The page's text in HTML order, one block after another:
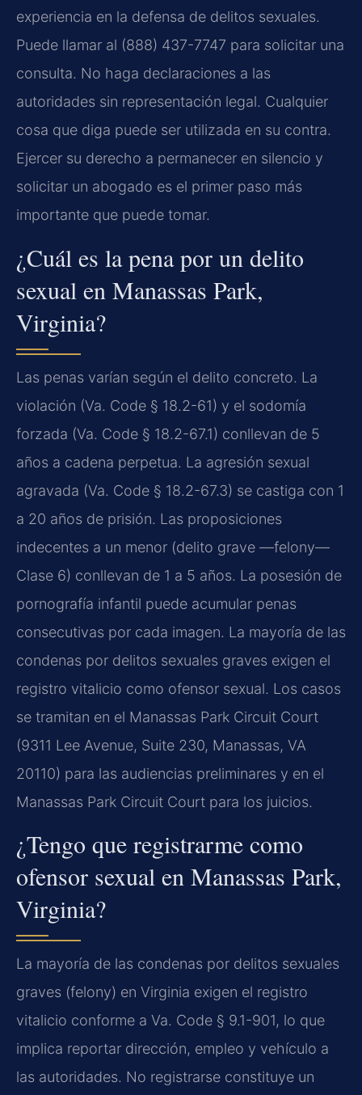
experiencia en la defensa de delitos sexuales.
Puede llamar al (888) 437-7747 para solicitar una
consulta. No haga declaraciones a las
autoridades sin representación legal. Cualquier
cosa que diga puede ser utilizada en su contra.
Ejercer su derecho a permanecer en silencio y
solicitar un abogado es el primer paso más
importante que puede tomar.
¿Cuál es la pena por un delito
sexual en Manassas Park,
Virginia?
Las penas varían según el delito concreto. La
violación (Va. Code § 18.2-61) y el sodomía
forzada (Va. Code § 18.2-67.1) conllevan de 5
años a cadena perpetua. La agresión sexual
agravada (Va. Code § 18.2-67.3) se castiga con 1
a 20 años de prisión. Las proposiciones
indecentes a un menor (delito grave —felony—
Clase 6) conllevan de 1 a 5 años. La posesión de
pornografía infantil puede acumular penas
consecutivas por cada imagen. La mayoría de las
condenas por delitos sexuales graves exigen el
registro vitalicio como ofensor sexual. Los casos
se tramitan en el Manassas Park Circuit Court
(9311 Lee Avenue, Suite 230, Manassas, VA
20110) para las audiencias preliminares y en el
Manassas Park Circuit Court para los juicios.
¿Tengo que registrarme como
ofensor sexual en Manassas Park,
Virginia?
La mayoría de las condenas por delitos sexuales
graves (felony) en Virginia exigen el registro
vitalicio conforme a Va. Code § 9.1-901, lo que
implica reportar dirección, empleo y vehículo a
las autoridades. No registrarse constituye un